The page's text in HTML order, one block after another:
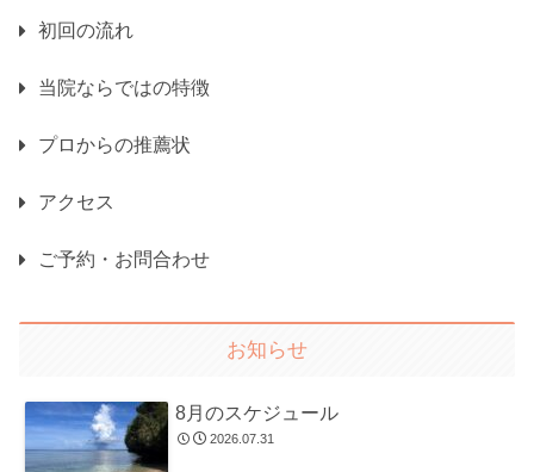
初回の流れ
当院ならではの特徴
プロからの推薦状
アクセス
ご予約・お問合わせ
お知らせ
8月のスケジュール
2026.07.31